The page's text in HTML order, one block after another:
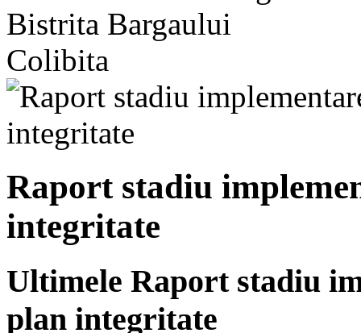
Bistrita Bargaului
Colibita
Raport stadiu
integritate
Ultimele Raport stadiu
plan integritate